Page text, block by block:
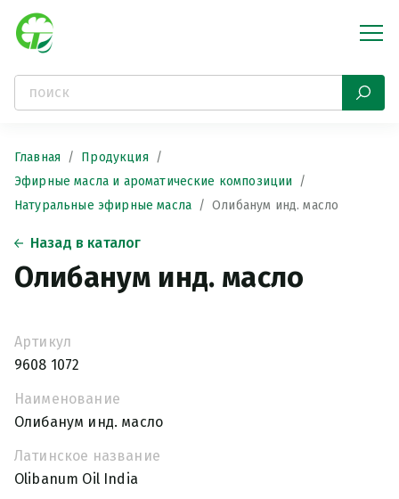
Главная
Продукция
Эфирные масла и ароматические композиции
Натуральные эфирные масла
Олибанум инд. масло
Назад в каталог
Олибанум инд. масло
Артикул
9608 1072
Наименование
Олибанум инд. масло
Латинское название
Olibanum Oil India